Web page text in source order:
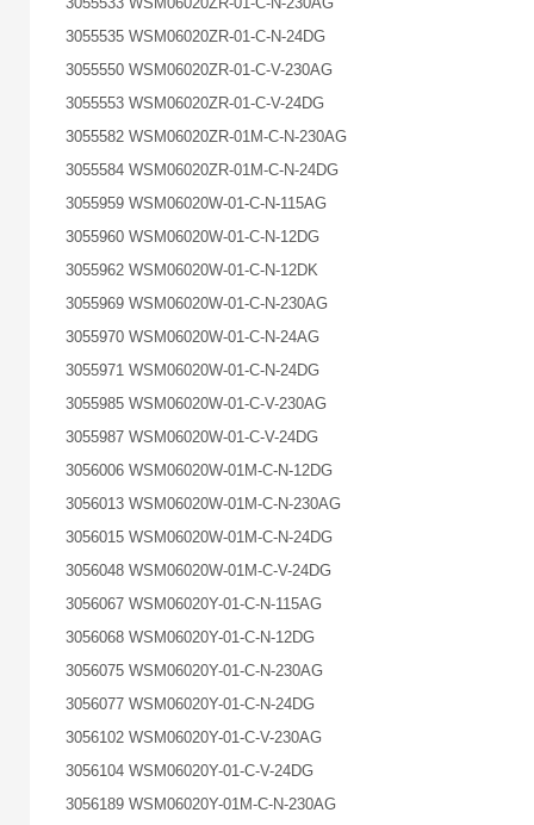
3055535 WSM06020ZR-01-C-N-24DG
3055550 WSM06020ZR-01-C-V-230AG
3055553 WSM06020ZR-01-C-V-24DG
3055582 WSM06020ZR-01M-C-N-230AG
3055584 WSM06020ZR-01M-C-N-24DG
3055959 WSM06020W-01-C-N-115AG
3055960 WSM06020W-01-C-N-12DG
3055962 WSM06020W-01-C-N-12DK
3055969 WSM06020W-01-C-N-230AG
3055970 WSM06020W-01-C-N-24AG
3055971 WSM06020W-01-C-N-24DG
3055985 WSM06020W-01-C-V-230AG
3055987 WSM06020W-01-C-V-24DG
3056006 WSM06020W-01M-C-N-12DG
3056013 WSM06020W-01M-C-N-230AG
3056015 WSM06020W-01M-C-N-24DG
3056048 WSM06020W-01M-C-V-24DG
3056067 WSM06020Y-01-C-N-115AG
3056068 WSM06020Y-01-C-N-12DG
3056075 WSM06020Y-01-C-N-230AG
3056077 WSM06020Y-01-C-N-24DG
3056102 WSM06020Y-01-C-V-230AG
3056104 WSM06020Y-01-C-V-24DG
3056189 WSM06020Y-01M-C-N-230AG